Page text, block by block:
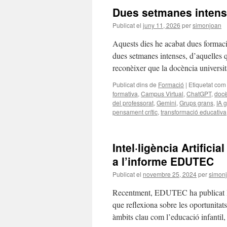
Dues setmanes
Publicat el juny 11, 2026 persimonjoan
Aquests dies he acabat dues
dues setmanes intenses,
reconèixer que la docència
Publicat dins de Formació | Etiquetat
formativa, Campus Virtual, ChatGPT,
del professorat, Gemini, Grups grans, IA
pensament crític, transformació educativa
Intel·ligència
a l’informe EDUTEC
Publicat el novembre 25, 2024per
Recentment, EDUTEC ha
que reflexiona sobre les
àmbits clau com l’educació